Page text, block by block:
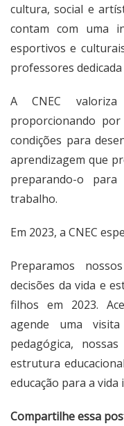
cultura, social e
contam com uma
esportivos e
professores
A CNEC
proporcionando
condições para
aprendizagem que
preparando-o
trabalho.
Em 2023, a CNEC
Preparamos
decisões da vida e
filhos em 2023.
agende uma
pedagógica,
estrutura
educação para a vida
Compartilhe essa